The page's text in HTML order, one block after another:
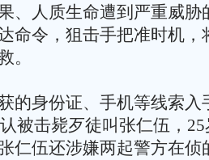
、人质生命遭到严重威胁
命令，狙击手把准时机，
。
身份证、手机等线索入
被击毙歹徒叫张仁伍，
仁伍还涉嫌两起警方在侦